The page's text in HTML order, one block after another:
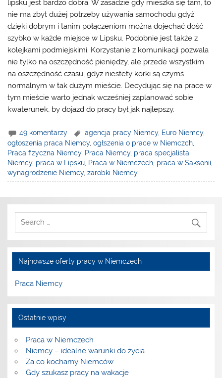
lipsku jest bardzo dobra. W zasadzie gdy mieszka się tam, to
nie ma zbyt dużej potrzeby używania samochodu gdyż
dzięki dobrym i tanim połączeniom można dojechać dość
szybko w każde miejsce w Lipsku. Podobnie jest także z
kolejkami podmiejskimi. Korzystanie z komunikacji pozwala
nie tylko na oszczędność pieniędzy, ale przede wszystkim
na oszczędność czasu, gdyż niestety korki są czymś
normalnym w tak dużym mieście. Decydując się na prace w
tym mieście warto jednak wcześniej zaplanować sobie
kwaterunek, by dojazd do pracy był jak najlepszy.
49 komentarzy agencja pracy Niemcy, Euro Niemcy,
ogłoszenia praca Niemcy,ogłszenia o prace w Niemczch,
Praca fizyczna Niemcy, Praca Niemcy, praca specjalista
Niemcy, praca w Lipsku, Praca w Niemczech, praca w Saksonii,
wynagrodzenie Niemcy,zarobki Niemcy
Najnowsze oferty pracy w Niemczech
Praca Niemcy
Ostatnie wpisy
Praca w Niemczech
Niemcy – idealne warunki do życia
Za co kochamy Niemców
Gdy szukasz pracy na wakacje